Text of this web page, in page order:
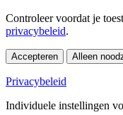
Controleer voordat je
privacybeleid.
Accepteren Alleen
Privacybeleid
Individuele instellingen